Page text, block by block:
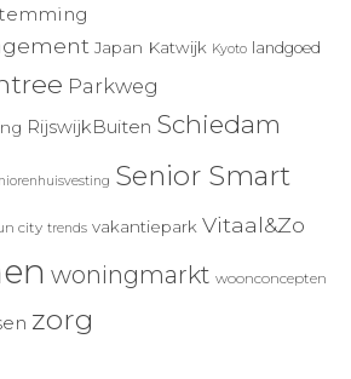
Japan Katwijk Kyoto landgoed
Parkweg
RijswijkBuiten Schiedam
Senior Smart
city trends vakantiepark Vitaal&Zo
woningmarkt woonconcepten
zorg